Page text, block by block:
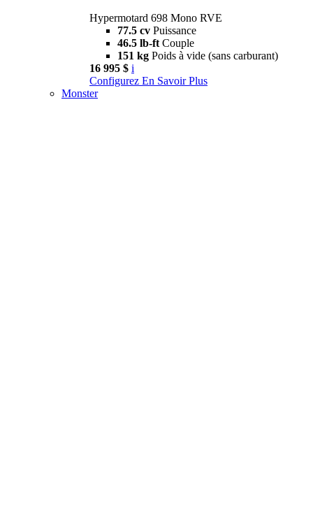
Hypermotard 698 Mono RVE
77.5 cv Puissance
46.5 lb-ft Couple
151 kg Poids à vide (sans carburant)
16 995 $ i
Configurez En Savoir Plus
Monster